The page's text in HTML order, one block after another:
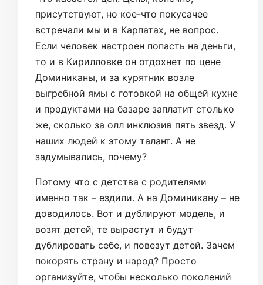
присутствуют, но кое-что покусачее
встречали мы и в Карпатах, не вопрос.
Если человек настроен попасть на деньги,
то и в Кирилловке он отдохнет по цене
Доминиканы, и за курятник возле
выгребной ямы с готовкой на общей кухне
и продуктами на базаре заплатит столько
же, сколько за олл инклюзив пять звезд. У
наших людей к этому талант. А не
задумывались, почему?
Потому что с детства с родителями
именно так – ездили. А на Доминикану – не
доводилось. Вот и дублируют модель, и
возят детей, те вырастут и будут
дублировать себе, и повезут детей. Зачем
покорять страну и народ? Просто
организуйте, чтобы несколько поколений